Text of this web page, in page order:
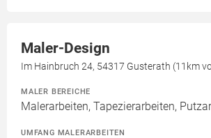
Maler-Design
Im Hainbruch 24, 54317 Gusterath (11km
MALER BEREICHE
Malerarbeiten, Tapezierarbeiten,
UMFANG MALERARBEITEN